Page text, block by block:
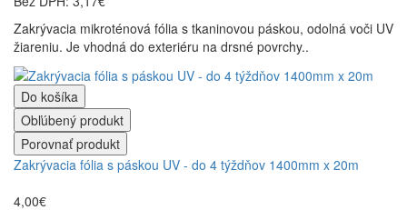
Zakrývacia mikroténová fólia s tkaninovou páskou, odolná voči UV
žiareniu. Je vhodná do exteriéru na drsné povrchy..
Do košíka
Obľúbený produkt
Porovnať produkt
Zakrývacia fólia s páskou UV - do 4 týždňov 1400mm x 20m
4,00€